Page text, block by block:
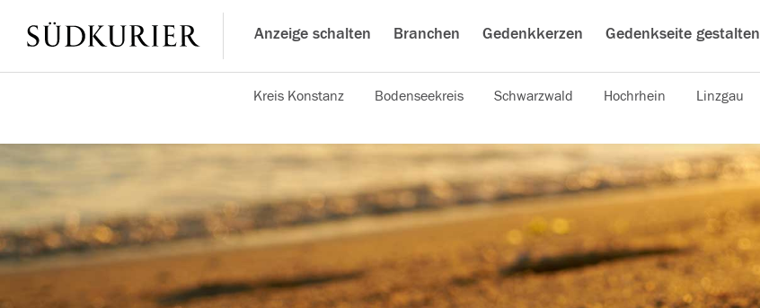
Anzeige schalten Branchen Gedenkkerzen Gedenkseite gestalten
Kreis Konstanz Bodenseekreis Schwarzwald Hochrhein Linzgau